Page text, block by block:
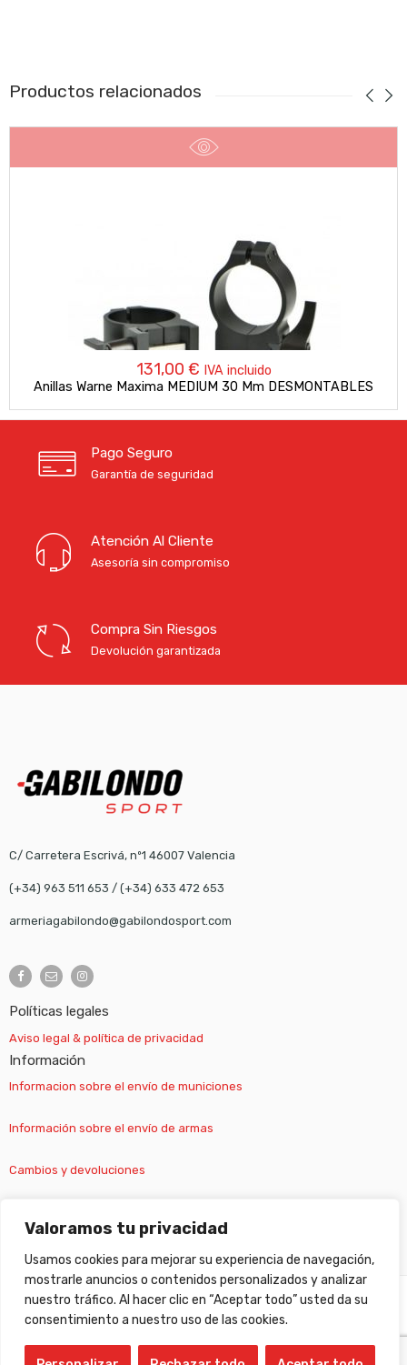
Valoramos tu privacidad
Usamos cookies para mejorar su experiencia de navegación,
mostrarle anuncios o contenidos personalizados y analizar
nuestro tráfico. Al hacer clic en “Aceptar todo” usted da su
consentimiento a nuestro uso de las cookies.
Productos relacionados
131,00 € IVA incluido
Anillas Warne Maxima MEDIUM 30 Mm DESMONTABLES
Pago Seguro
Garantía de seguridad
Atención Al Cliente
Asesoría sin compromiso
Compra Sin Riesgos
Devolución garantizada
C/ Carretera Escrivá, nº1 46007 Valencia
(+34) 963 511 653 / (+34) 633 472 653
armeriagabilondo@gabilondosport.com
Políticas legales
Aviso legal & política de privacidad
Información
Informacion sobre el envío de municiones
Información sobre el envío de armas
Cambios y devoluciones
Suscripción newsletter
© Gabilondo sport - All Right reserved!